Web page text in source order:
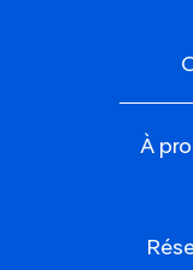
À